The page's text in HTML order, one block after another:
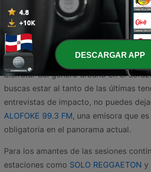
El reggaetón en la República
consolidado como la banda sonora
calles, fusionándose con la cultura local
movimiento vibrante y lleno de
selección, te presentamos las mejores
disfrutar del género urbano en el
buscas estar al tanto de las últimas
entrevistas de impacto, no puedes
ALOFOKE 99.3 FM, una emisora que
obligatoria en el panorama actual.
Para los amantes de las sesiones
estaciones como SOLO REGGAETON y
DESCARGAR APP